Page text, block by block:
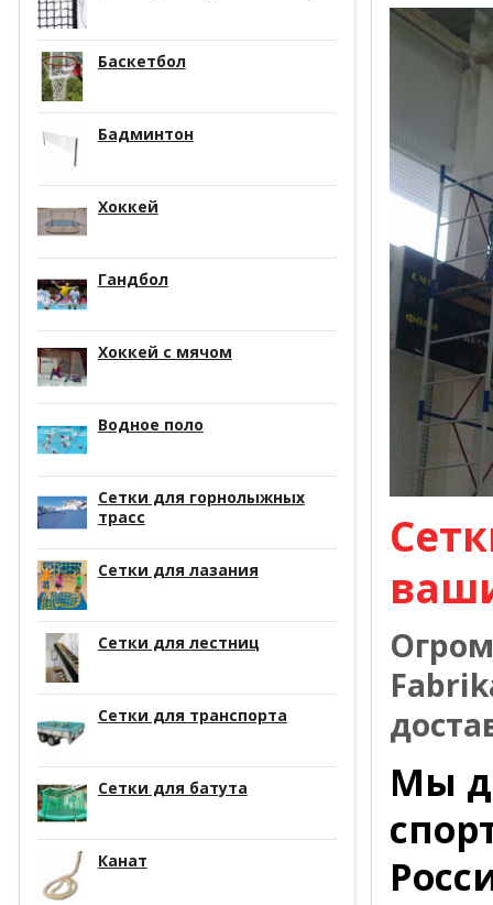
Баскетбол
Бадминтон
Хоккей
Гандбол
Хоккей с мячом
Водное поло
Сетки для горнолыжных
трасс
Сетки для лазания
Сетки для лестниц
Сетки для транспорта
Сетки для батута
Канат
Мы